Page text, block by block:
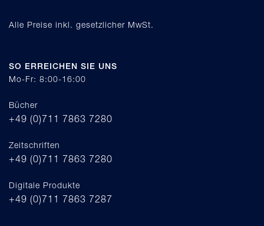
Alle Preise inkl. gesetzlicher MwSt.
SO ERREICHEN SIE UNS
Mo-Fr: 8:00-16:00
Bücher
+49 (0)711 7863 7280
Zeitschriften
+49 (0)711 7863 7280
Digitale Produkte
+49 (0)711 7863 7287